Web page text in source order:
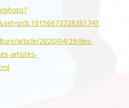
photo?
article/2020/04/29/des-
artistes-